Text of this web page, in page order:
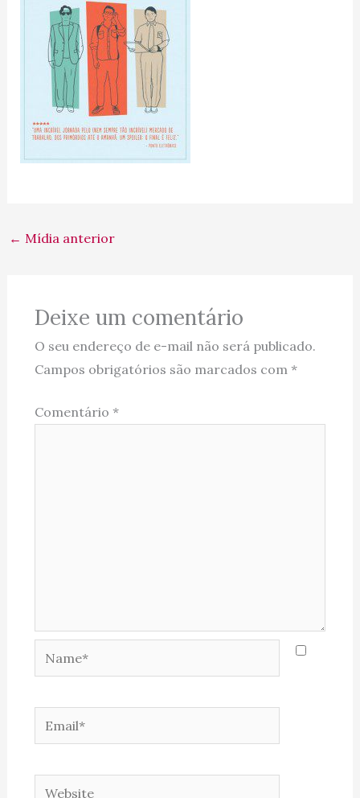
← Mídia anterior
Deixe um comentário
O seu endereço de e-mail não será publicado.
Campos obrigatórios são marcados com *
Comentário *
Name*
Email*
Website